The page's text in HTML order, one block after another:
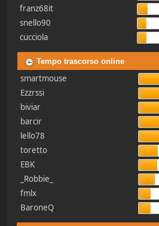
franz68it
snello90
cucciola
Tempo trascorso online
smartmouse
Ezzrssi
biviar
barcir
lello78
toretto
EBK
_Robbie_
fmlx
BaroneQ